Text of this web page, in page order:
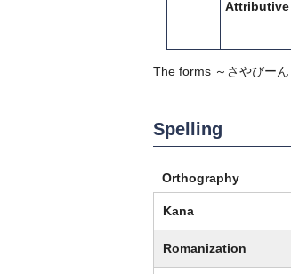
Attributive
The forms ～さやびーん
Spelling
Orthography
Kana
Romanization